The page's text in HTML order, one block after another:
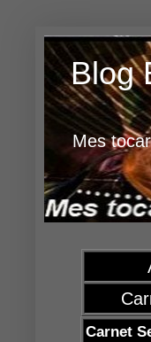
Blog
Mes
Carnet